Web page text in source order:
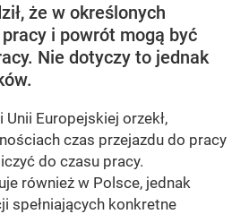
że w określonych
i powrót mogą być
Nie dotyczy to jednak
Europejskiej orzekł,
czas przejazdu do pracy
do czasu pracy.
również w Polsce, jednak
spełniających konkretne